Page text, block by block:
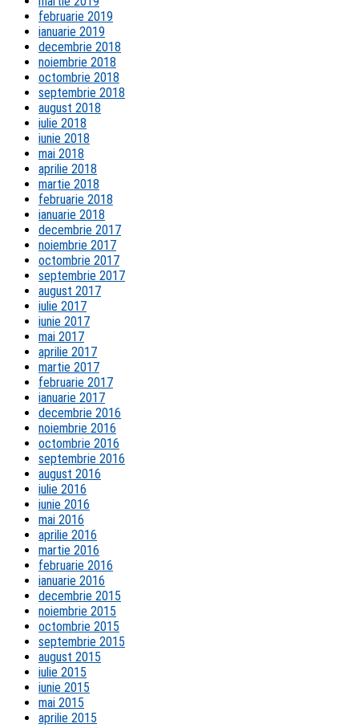
februarie 2019
ianuarie 2019
decembrie 2018
noiembrie 2018
octombrie 2018
septembrie 2018
august 2018
iulie 2018
iunie 2018
mai 2018
aprilie 2018
martie 2018
februarie 2018
ianuarie 2018
decembrie 2017
noiembrie 2017
octombrie 2017
septembrie 2017
august 2017
iulie 2017
iunie 2017
mai 2017
aprilie 2017
martie 2017
februarie 2017
ianuarie 2017
decembrie 2016
noiembrie 2016
octombrie 2016
septembrie 2016
august 2016
iulie 2016
iunie 2016
mai 2016
aprilie 2016
martie 2016
februarie 2016
ianuarie 2016
decembrie 2015
noiembrie 2015
octombrie 2015
septembrie 2015
august 2015
iulie 2015
iunie 2015
mai 2015
aprilie 2015